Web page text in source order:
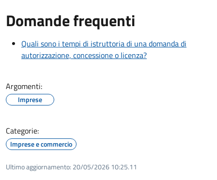
Domande frequenti
Quali sono i tempi di istruttoria di una domanda di
autorizzazione, concessione o licenza?
Argomenti:
Imprese
Categorie:
Imprese e commercio
Ultimo aggiornamento: 20/05/2026 10:25.11